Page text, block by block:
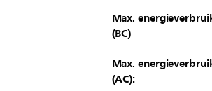
Max.
(BC)
Max.
(AC):